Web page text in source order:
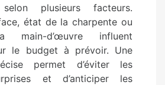
selon plusieurs facteurs.
état de la charpente ou
d’œuvre influent
le budget à prévoir. Une
permet d’éviter les
et d’anticiper les